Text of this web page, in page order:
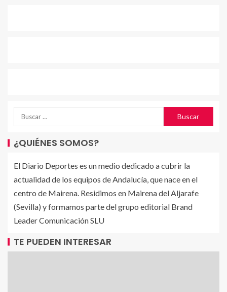
¿QUIÉNES SOMOS?
El Diario Deportes es un medio dedicado a cubrir la
actualidad de los equipos de Andalucía, que nace en el
centro de Mairena. Residimos en Mairena del Aljarafe
(Sevilla) y formamos parte del grupo editorial Brand
Leader Comunicación SLU
TE PUEDEN INTERESAR